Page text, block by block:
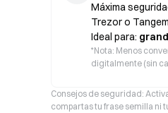
Máxima
Trezor o
Ideal para:
*Nota: Menos
digitalmente (sin
Consejos de seguridad:
compartas tu frase semilla ni